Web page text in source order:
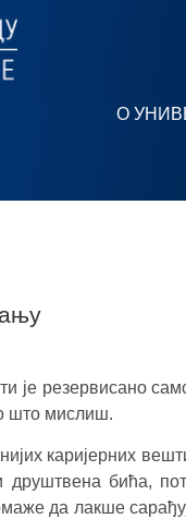
О
је резервисано
што мислиш.
каријерних
бића,
да лакше